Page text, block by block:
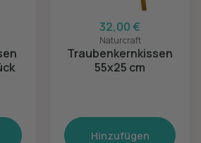
32,00 €
Naturcraft
Traubenkernkissen
55x25 cm
Hinzufügen